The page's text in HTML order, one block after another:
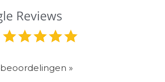
beoordelingen »